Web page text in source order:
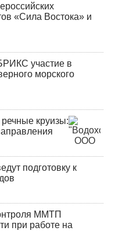
«Сила Востока» и
участие в
морского
круизы:
подготовку к
ММТП
при работе на